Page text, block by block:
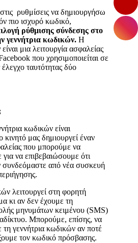
ρυθμίσεις να δημιουργήσω
πιο ισχυρό κωδικό,
ρύθμισης σύνδεσης στο
γεννήτρια κωδικών. Η
είναι μια λειτουργία ασφαλείας
που χρησιμοποιείται σε
ταυτότητας δύο
κωδικών είναι
κινητό μας δημιουργεί έναν
που μπορούμε να
να επιβεβαιώσουμε ότι
συνδεόμαστε από νέα συσκευή
λειτουργεί στη φορητή
κι αν δεν έχουμε τη
μηνυμάτων κειμένου (SMS)
Μπορούμε, επίσης, να
γεννήτρια κωδικών αν ποτέ
τον κωδικό πρόσβασης.